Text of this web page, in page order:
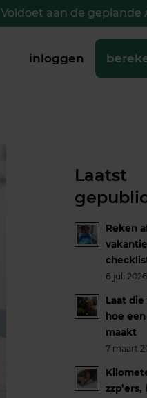
Voldoet aan de geplande
inloggen
Laatst
Reken
6 juli
Laat die
hoe
maakt
7 maart